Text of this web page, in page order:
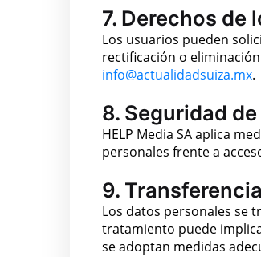
7. Derechos de
Los usuarios pueden
rectificación o
info@actualidadsuiza.mx.
8. Seguridad
HELP Media SA aplica
personales frente a
9.
Los datos personales se
tratamiento puede
se adoptan medidas